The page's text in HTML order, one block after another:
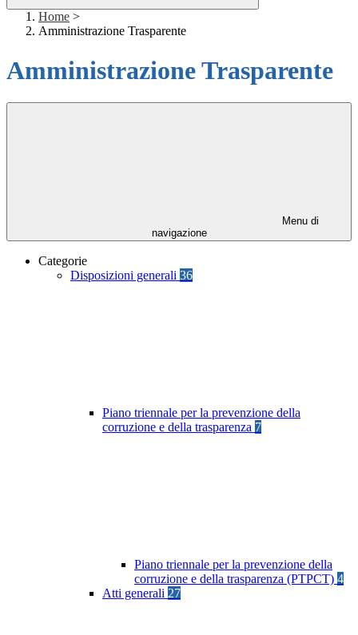
Home >
Amministrazione Trasparente
Amministrazione Trasparente
Menu di
navigazione
Categorie
Disposizioni generali 36
Piano triennale per la prevenzione della
corruzione e della trasparenza 7
Piano triennale per la prevenzione della
corruzione e della trasparenza (PTPCT) 4
Atti generali 27